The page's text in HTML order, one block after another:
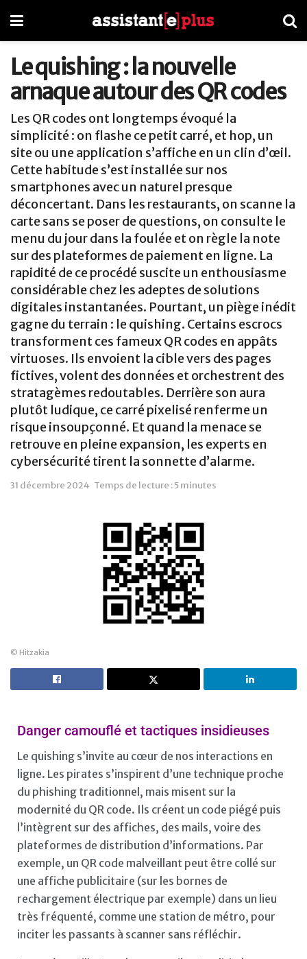
Le quishing : la nouvelle
arnaque autour des QR codes
Les QR codes ont longtemps évoqué la
simplicité : on flashe ce petit carré, et hop, un
site ou une application s’affiche en un clin d’œil.
Cette habitude s’est installée sur nos
smartphones avec un naturel presque
déconcertant. Dans les restaurants, on scanne la
carte sans se poser de questions, on consulte le
menu du jour dans la foulée et on règle la note
sur des plateformes de paiement en ligne. La
rapidité de ce procédé suscite un enthousiasme
considérable chez les adeptes de solutions
digitales instantanées. Pourtant, un piège inédit
gagne du terrain : le quishing. Certains escrocs
transforment ces fameux QR codes en appâts
virtuoses. Ils envoient la cible vers des pages
fictives, volent des données et orchestrent des
stratagèmes redoutables. Derrière son aura
plutôt ludique, ce carré pixelisé renferme un
risque insoupçonné. Et quand la menace se
retrouve en pleine expansion, les experts en
cybersécurité tirent la sonnette d’alarme.
31 décembre 2024 Temps de lecture : 5 minutes
© Hitzakia
Danger camouflé et tactiques insidieuses
Le quishing s’invite au cœur de nos interactions en
ligne. Les pirates s’inspirent d’une technique proche
du phishing traditionnel, mais misent sur la
modernité du QR code. Ils créent un code piégé puis
l’intègrent sur des affiches, des mails, voire des
plateformes de distribution d’informations. Par
exemple, un QR code malveillant peut être collé sur
une affiche publicitaire (sur les bornes de
rechargement électrique par exemple) dans un lieu
très fréquenté, comme une station de métro, pour
inciter les passants à scanner sans réfléchir.